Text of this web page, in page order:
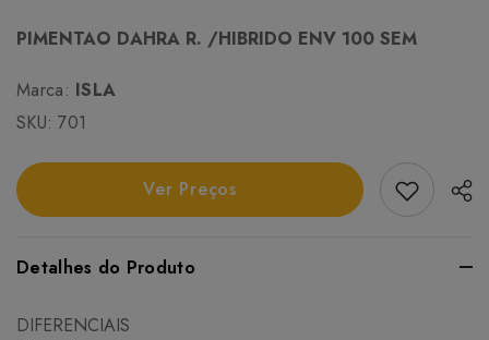
PIMENTAO DAHRA R. /HIBRIDO ENV 100 SEM
Marca: ISLA
SKU: 701
Ver Preços Add
Detalhes do Produto
DIFERENCIAIS